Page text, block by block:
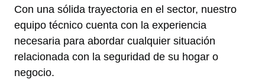
Con una sólida trayectoria en el sector, nuestro
equipo técnico cuenta con la experiencia
necesaria para abordar cualquier situación
relacionada con la seguridad de su hogar o
negocio.